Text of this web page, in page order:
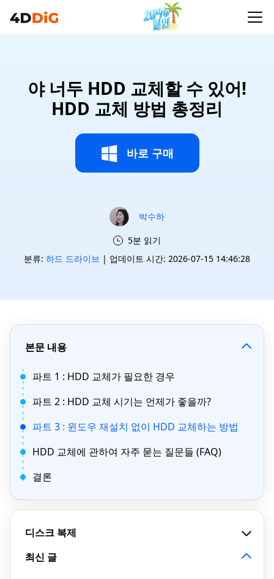
야 너두 HDD 교체할 수 있어!
HDD 교체 방법 총정리
바로 구매
박수하
5분 읽기
분류: 하드 드라이브 | 업데이트 시간: 2026-07-15 14:46:28
본문 내용
파트 1 : HDD 교체가 필요한 경우
파트 2 : HDD 교체 시기는 언제가 좋을까?
파트 3 : 윈도우 재설치 없이 HDD 교체하는 방법
HDD 교체에 관하여 자주 묻는 질문들 (FAQ)
결론
디스크 복제
최신 글